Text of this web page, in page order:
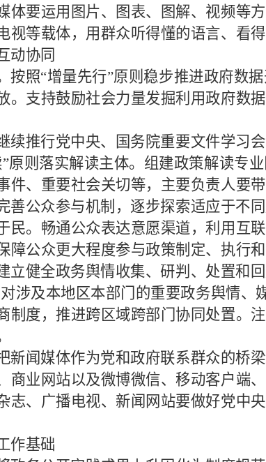
体要运用图片、图表、图解、视频等
视等载体，用群众听得懂的语言、看
动协同
按照“增量先行”原则稳步推进政府数
。支持鼓励社会力量发掘利用政府数
续推行党中央、国务院重要文件学习
原则落实解读主体。组建政策解读专
件、重要社会关切等，主要负责人要
善公众参与机制，逐步探索适应于不
民。畅通公众表达意愿渠道，利用互
公众更大程度参与政策制定、执行
立健全政务舆情收集、研判、处置和
涉及本地区本部门的重要政务舆情
制度，推进跨区域跨部门协同处置。
新闻媒体作为党和政府联系群众的桥
商业网站以及微博微信、移动客户端
志、广播电视、新闻网站要做好党中
作基础